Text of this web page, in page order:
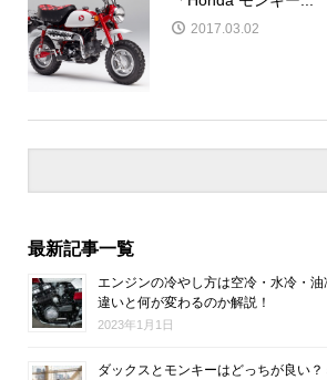
2017.03.02
最新記事一覧
エンジンの冷やし方は空冷・水冷・
違いと何が変わるのか解説！
2023年1月1日
ダックスとモンキーはどっちが良い